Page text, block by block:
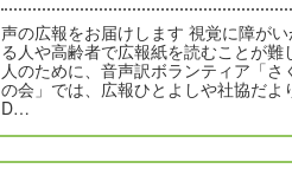
声の広報をお届けします 視覚に障がい
る人や高齢者で広報紙を読むことが難
人のために、音声訳ボランティア「さ
の会」では、広報ひとよしや社協だよ
D…